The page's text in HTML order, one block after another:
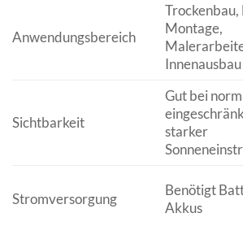
Anwendungsbereich
Trockenbau,
Montage,
Innenausbau
Sichtbarkeit
Gut bei
starker
Stromversorgung
Benötigt
Akkus